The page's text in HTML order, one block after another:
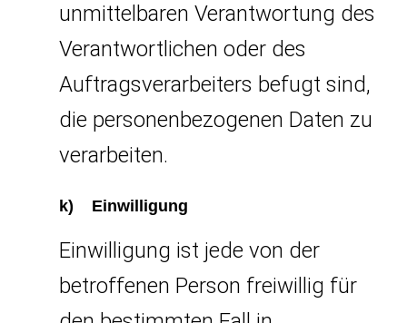
unmittelbaren Verantwortung des
Verantwortlichen oder des
Auftragsverarbeiters befugt sind,
die personenbezogenen Daten zu
verarbeiten.
k) Einwilligung
Einwilligung ist jede von der
betroffenen Person freiwillig für